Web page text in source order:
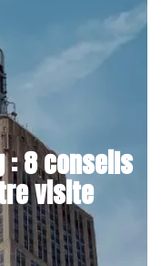
: 8 conseils
visite